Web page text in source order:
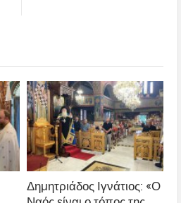
Δημητριάδος Ιγνάτιος: «Ο